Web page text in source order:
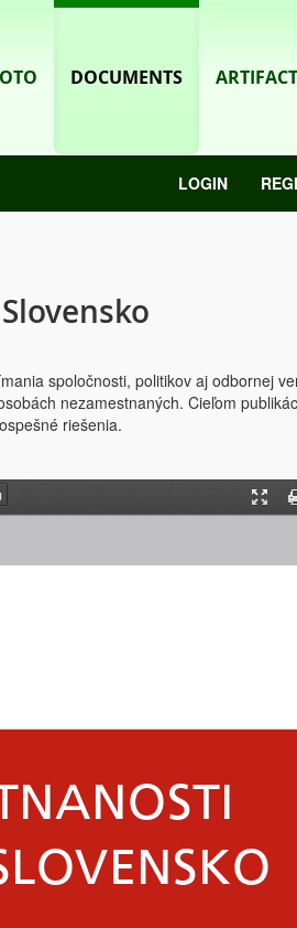
DOCUMENTS
LOGIN
spoločnosti, politikov aj odbornej
nezamestnaných. Cieľom
riešenia.